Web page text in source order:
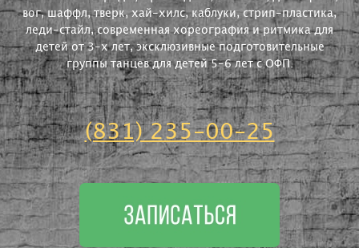
вог, шаффл, тверк, хай-хилс, каблуки, стрип-пластика,
леди-стайл, современная хореография и ритмика для
детей от 3-х лет, эксклюзивные подготовительные
группы танцев для детей 5-6 лет с ОФП.
(831) 235-00-25